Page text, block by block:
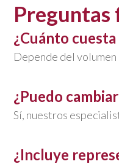
Preguntas
¿Cuánto cuesta
Depende del
¿Puedo
Sí, nuestros
¿Incluye